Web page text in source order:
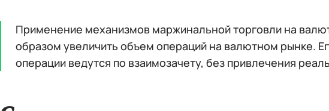
Применение механизмов маржинальной торговли на
образом увеличить объем операций на валютном рынке.
операции ведутся по взаимозачету, без привлечения